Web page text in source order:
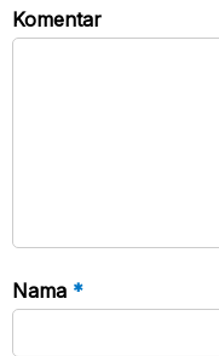
Komentar
Nama *